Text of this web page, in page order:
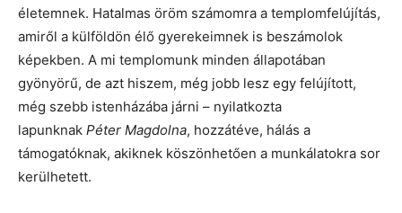
életemnek. Hatalmas öröm számomra a templomfelújítás,
amiről a külföldön élő gyerekeimnek is beszámolok
képekben. A mi templomunk minden állapotában
gyönyörű, de azt hiszem, még jobb lesz egy felújított,
még szebb istenházába járni – nyilatkozta
lapunknak Péter Magdolna, hozzátéve, hálás a
támogatóknak, akiknek köszönhetően a munkálatokra sor
kerülhetett.